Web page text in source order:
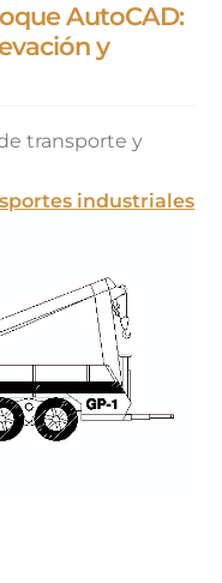
AutoCAD:
y
transporte y
industriales